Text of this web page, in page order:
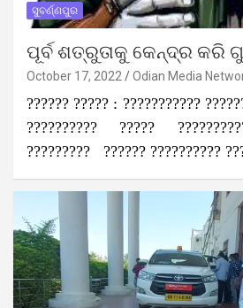
ସୁବର୍ଣ୍ଣପୁର
ପୂର୍ବ ଶତ୍ରୁତାକୁ କେନ୍ଦ୍ର କରି
October 17, 2022 Odian Media
?????? ????? : ???????????
?????????? ?????
????????? ?????? ??????????